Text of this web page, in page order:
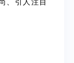
、引人注目